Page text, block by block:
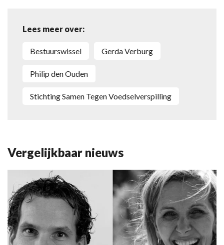
Lees meer over:
Bestuurswissel Gerda Verburg
Philip den Ouden
Stichting Samen Tegen Voedselverspilling
Vergelijkbaar nieuws